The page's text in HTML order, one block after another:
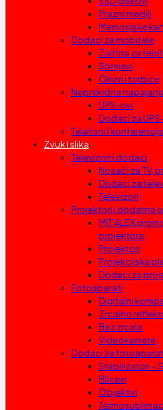
Prazni mediji
Memorijske
Dodaci za mobitele
Zaštita za
Sprejevi
Okviri i torbice
Neprekidna
UPS-ovi
Dodaci za
Telefoni i
Zvuk i slika
Televizori i dodaci
Nosači za TV,
Dodaci za
Televizori
Projektori i dodatna
MIT ALEX
projektora
Projektori
Projekcijska
Dodaci za
Fotoaparati
Digitalni
Zrcalno
Bez zrcala
Videokamere
Dodaci za
Stabilizatori –
Blicevi
Objektivi